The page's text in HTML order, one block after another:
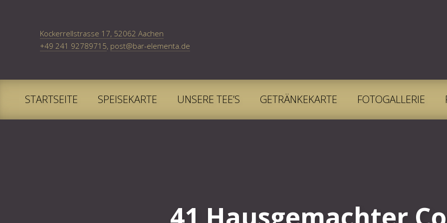
Kockerrellstrasse 17, 52062 Aachen
+49 241 92789715, post@bar-elementa.de
STARTSEITE SPEISEKARTE UNSERE TEE’S GETRÄNKEKARTE FOTOGALLERIE